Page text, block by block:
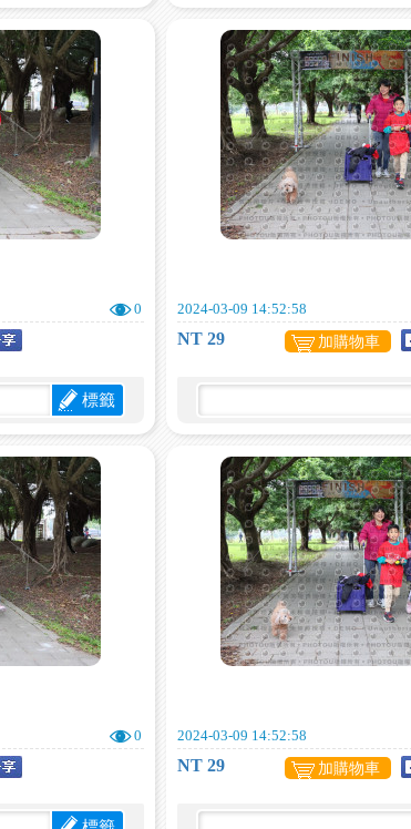
0
標籤
2024-03-09 14:52:58
NT 29 加購物車
0 2024-03-09 14:52:58
NT 29 加購物車